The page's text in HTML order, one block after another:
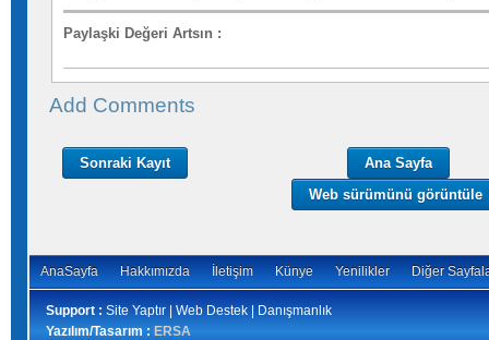
Paylaşki Değeri Artsın :
Add Comments
Sonraki Kayıt
Ana Sayfa
Web sürümünü görüntüle
AnaSayfa Hakkımızda İletişim Künye Yenilikler Diğer
Support : Site Yaptır | Web Destek | Danışmanlık
Yazılım/Tasarım : ERSA